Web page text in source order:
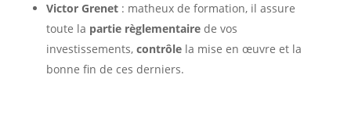
Victor Grenet: matheux de formation, il assure
toute la partie règlementairede vos
investissements, contrôlela mise en œuvre et la
bonne fin de ces derniers.